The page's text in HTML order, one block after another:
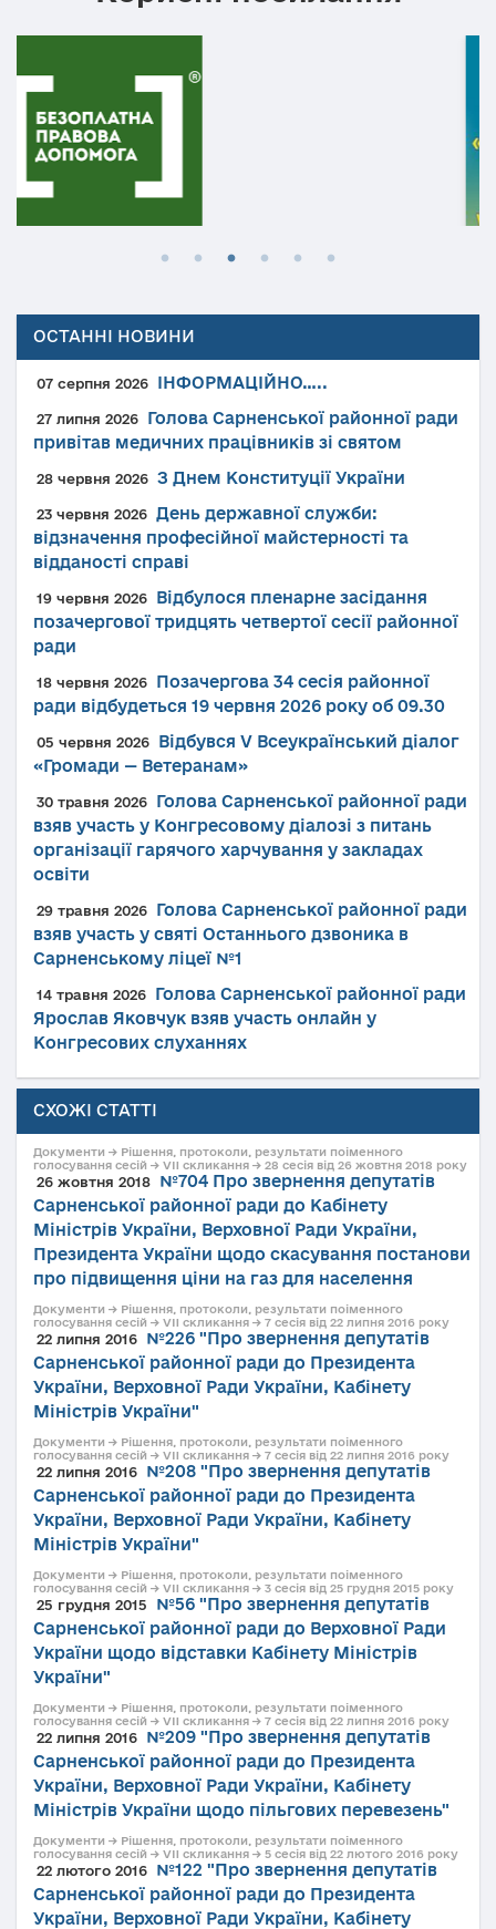
ОСТАННІ НОВИНИ
07 серпня 2026 ІНФОРМАЦІЙНО…..
27 липня 2026
Голова Сарненської районної ради
привітав медичних працівників зі святом
28 червня 2026 З Днем Конституції України
23 червня 2026 День державної служби:
відзначення професійної майстерності та
відданості справі
19 червня 2026
Відбулося пленарне засідання
позачергової тридцять четвертої сесії районної
ради
18 червня 2026
Позачергова 34 сесія районної
ради відбудеться 19 червня 2026 року об 09.30
05 червня 2026
Відбувся V Всеукраїнський діалог
«Громади — Ветеранам»
30 травня 2026
Голова Сарненської районної ради
взяв участь у Конгресовому діалозі з питань
організації гарячого харчування у закладах
освіти
29 травня 2026
Голова Сарненської районної ради
взяв участь у святі Останнього дзвоника в
Сарненському ліцеї №1
14 травня 2026
Голова Сарненської районної ради
Ярослав Яковчук взяв участь онлайн у
Конгресових слуханнях
СХОЖІ СТАТТІ
Документи → Рішення, протоколи, результати поіменного
голосування сесій → VII скликання → 28 сесія від 26 жовтня 2018 року
26 жовтня 2018
№704 Про звернення депутатів
Сарненської районної ради до Кабінету
Міністрів України, Верховної Ради України,
Президента України щодо скасування постанови
про підвищення ціни на газ для населення
Документи → Рішення, протоколи, результати поіменного
голосування сесій → VII скликання → 7 сесія від 22 липня 2016 року
22 липня 2016
№226 "Про звернення депутатів
Сарненської районної ради до Президента
України, Верховної Ради України, Кабінету
Міністрів України"
Документи → Рішення, протоколи, результати поіменного
голосування сесій → VII скликання → 7 сесія від 22 липня 2016 року
22 липня 2016
№208 "Про звернення депутатів
Сарненської районної ради до Президента
України, Верховної Ради України, Кабінету
Міністрів України"
Документи → Рішення, протоколи, результати поіменного
голосування сесій → VII скликання → 3 сесія від 25 грудня 2015 року
25 грудня 2015
№56 "Про звернення депутатів
Сарненської районної ради до Верховної Ради
України щодо відставки Кабінету Міністрів
України"
Документи → Рішення, протоколи, результати поіменного
голосування сесій → VII скликання → 7 сесія від 22 липня 2016 року
22 липня 2016
№209 "Про звернення депутатів
Сарненської районної ради до Президента
України, Верховної Ради України, Кабінету
Міністрів України щодо пільгових перевезень"
Документи → Рішення, протоколи, результати поіменного
голосування сесій → VII скликання → 5 сесія від 22 лютого 2016 року
22 лютого 2016
№122 "Про звернення депутатів
Сарненської районної ради до Президента
України, Верховної Ради України, Кабінету